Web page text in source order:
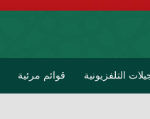
التلفزيونية قوائم مرئية